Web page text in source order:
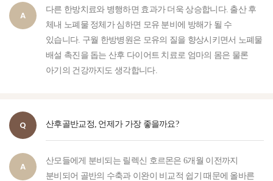
다른 한방치료와 병행하면 효과가 더욱 상승합니다. 출산 후
체내 노폐물 정체가 심하면 모유 분비에 방해가 될 수
있습니다. 구월 한방병원은 모유의 질을 향상시키면서 노폐물
배설 촉진을 돕는 산후 다이어트 치료로 엄마의 몸은 물론
아기의 건강까지도 생각합니다.
산후골반교정, 언제가 가장 좋을까요?
산모들에게 분비되는 릴렉신 호르몬은 6개월 이전까지
분비되어 골반의 수축과 이완이 비교적 쉽기 때문에 올바른